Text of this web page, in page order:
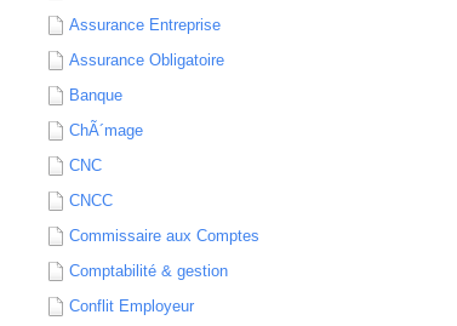
Assurance Entreprise
Assurance Obligatoire
Banque
ChÃ´mage
CNC
CNCC
Commissaire aux Comptes
Comptabilité & gestion
Conflit Employeur